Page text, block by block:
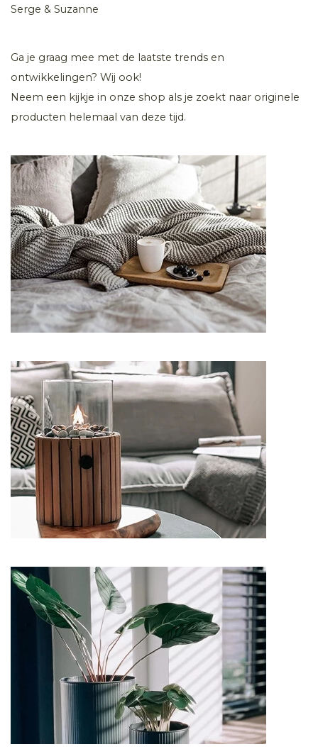
Serge & Suzanne
Ga je graag mee met de laatste trends en
ontwikkelingen? Wij ook!
Neem een kijkje in onze shop als je zoekt naar originele
producten helemaal van deze tijd.